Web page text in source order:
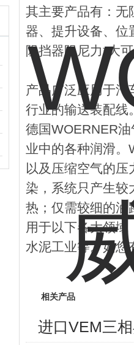
其主要产品有：无
器、提升设备、
阻挡器阻尼力*大
产品广泛应用于汽
行业的输送装配线
德国WOERNER
业中的各种润滑。
以及压缩空气的
染，系统只产生较
热；仅需较细的油
用于以下各大领
水泥工业等。如您
相关产品
进口VEM三